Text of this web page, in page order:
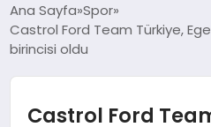
GÜNDEM
DÜNYA
Ana Sayfa Spor
Castrol Ford Team Türkiye,
birincisi oldu
Castrol Ford